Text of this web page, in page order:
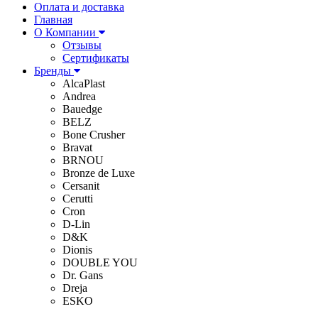
Оплата и доставка
Главная
О Компании
Отзывы
Сертификаты
Бренды
AlcaPlast
Andrea
Bauedge
BELZ
Bone Crusher
Bravat
BRNOU
Bronze de Luxe
Cersanit
Cerutti
Cron
D-Lin
D&K
Dionis
DOUBLE YOU
Dr. Gans
Dreja
ESKO